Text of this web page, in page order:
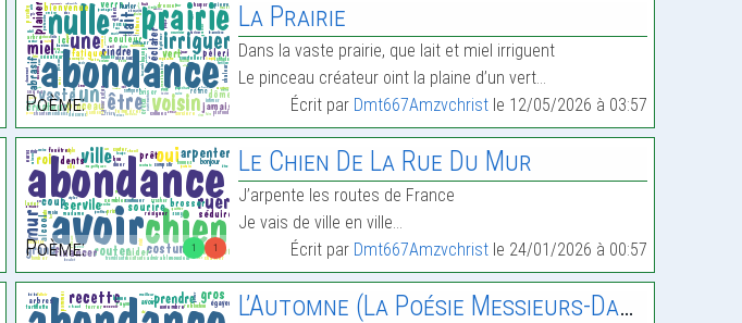
Poème:
La Prairie
Dans la vaste prairie, que lait et miel irriguent
Le pinceau créateur oint la plaine d’un vert…
Écrit par Dmt667Amzvchrist le 12/05/2026 à 03:57
1 1
Poème:
Le Chien De La Rue Du Mur
J’arpente les routes de France
Je vais de ville en ville…
Écrit par Dmt667Amzvchrist le 24/01/2026 à 00:57
L’Automne (La Poésie Messieurs-Dames)